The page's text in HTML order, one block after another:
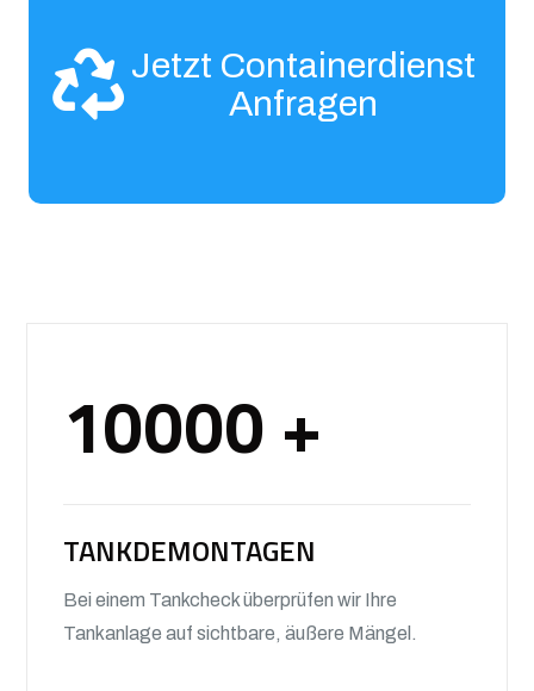
Jetzt Containerdienst
Anfragen
10000+
TANKDEMONTAGEN
Bei einem Tankcheck überprüfen wir Ihre
Tankanlage auf sichtbare, äußere Mängel.